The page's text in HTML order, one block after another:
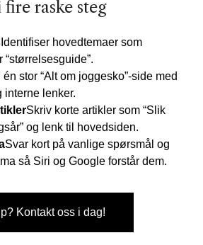
raske steg
Identifiser hovedtemaer som
“størrelsesguide”.
én stor “Alt om joggesko”-side med
interne lenker.
Skriv korte artikler som “Slik
og lenk til hovedsiden.
Svar kort på vanlige spørsmål og
så Siri og Google forstår dem.
Kontakt oss i dag!